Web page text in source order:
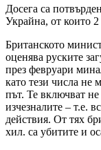
Досега са
Украйна, от които
Британското
оценява руските
през февруари
като тези числа не
път. Те включват
изчезналите – т.е.
действия. От тях
хил. са убитите и